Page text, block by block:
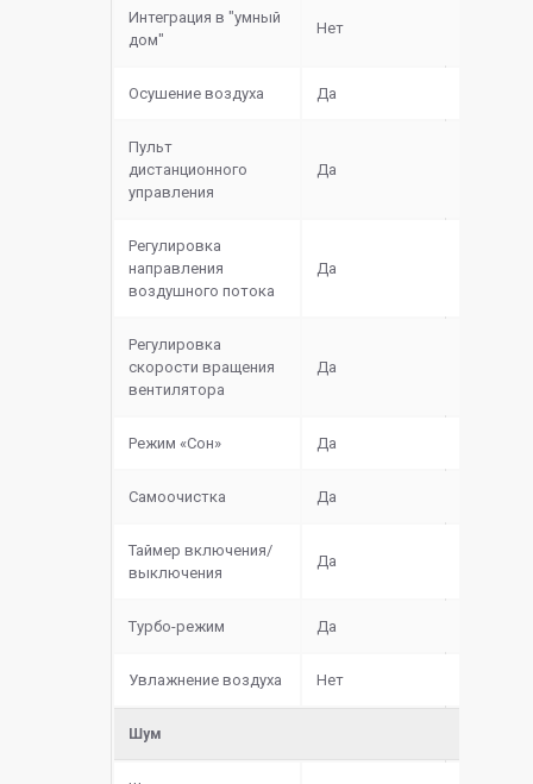
Интеграция в "умный
дом"
Нет
Осушение воздуха Да
Пульт
дистанционного
управления
Да
Регулировка
направления
воздушного потока
Да
Регулировка
скорости вращения
вентилятора
Да
Режим «Сон» Да
Самоочистка Да
Таймер включения/
выключения
Да
Турбо-режим Да
Увлажнение воздуха Нет
Шум